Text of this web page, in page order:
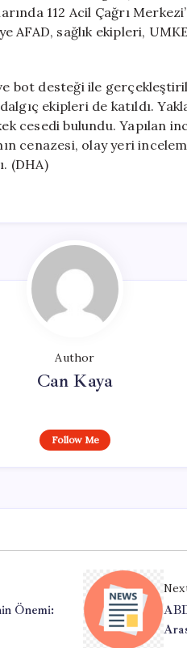
112 Acil Çağrı
AFAD, sağlık ekipleri,
bot desteği ile
ekipleri de katıldı.
cesedi bulundu. Yapılan
cenazesi, olay yeri
(DHA)
Author
Can Kaya
Follow Me
Önemi: